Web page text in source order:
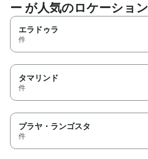
ー が人気のロケーション
エラドゥラ
件
タマリンド
件
プラヤ・ランゴスタ
件